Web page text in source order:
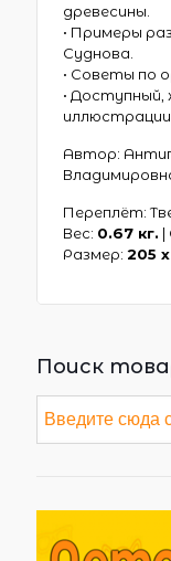
древесины.
• Примеры
Суднова.
• Советы по
• Доступный,
иллюстрации.
Автор:
Переплёт:
Вес: 0.67 кг. |
Размер:205
Поиск